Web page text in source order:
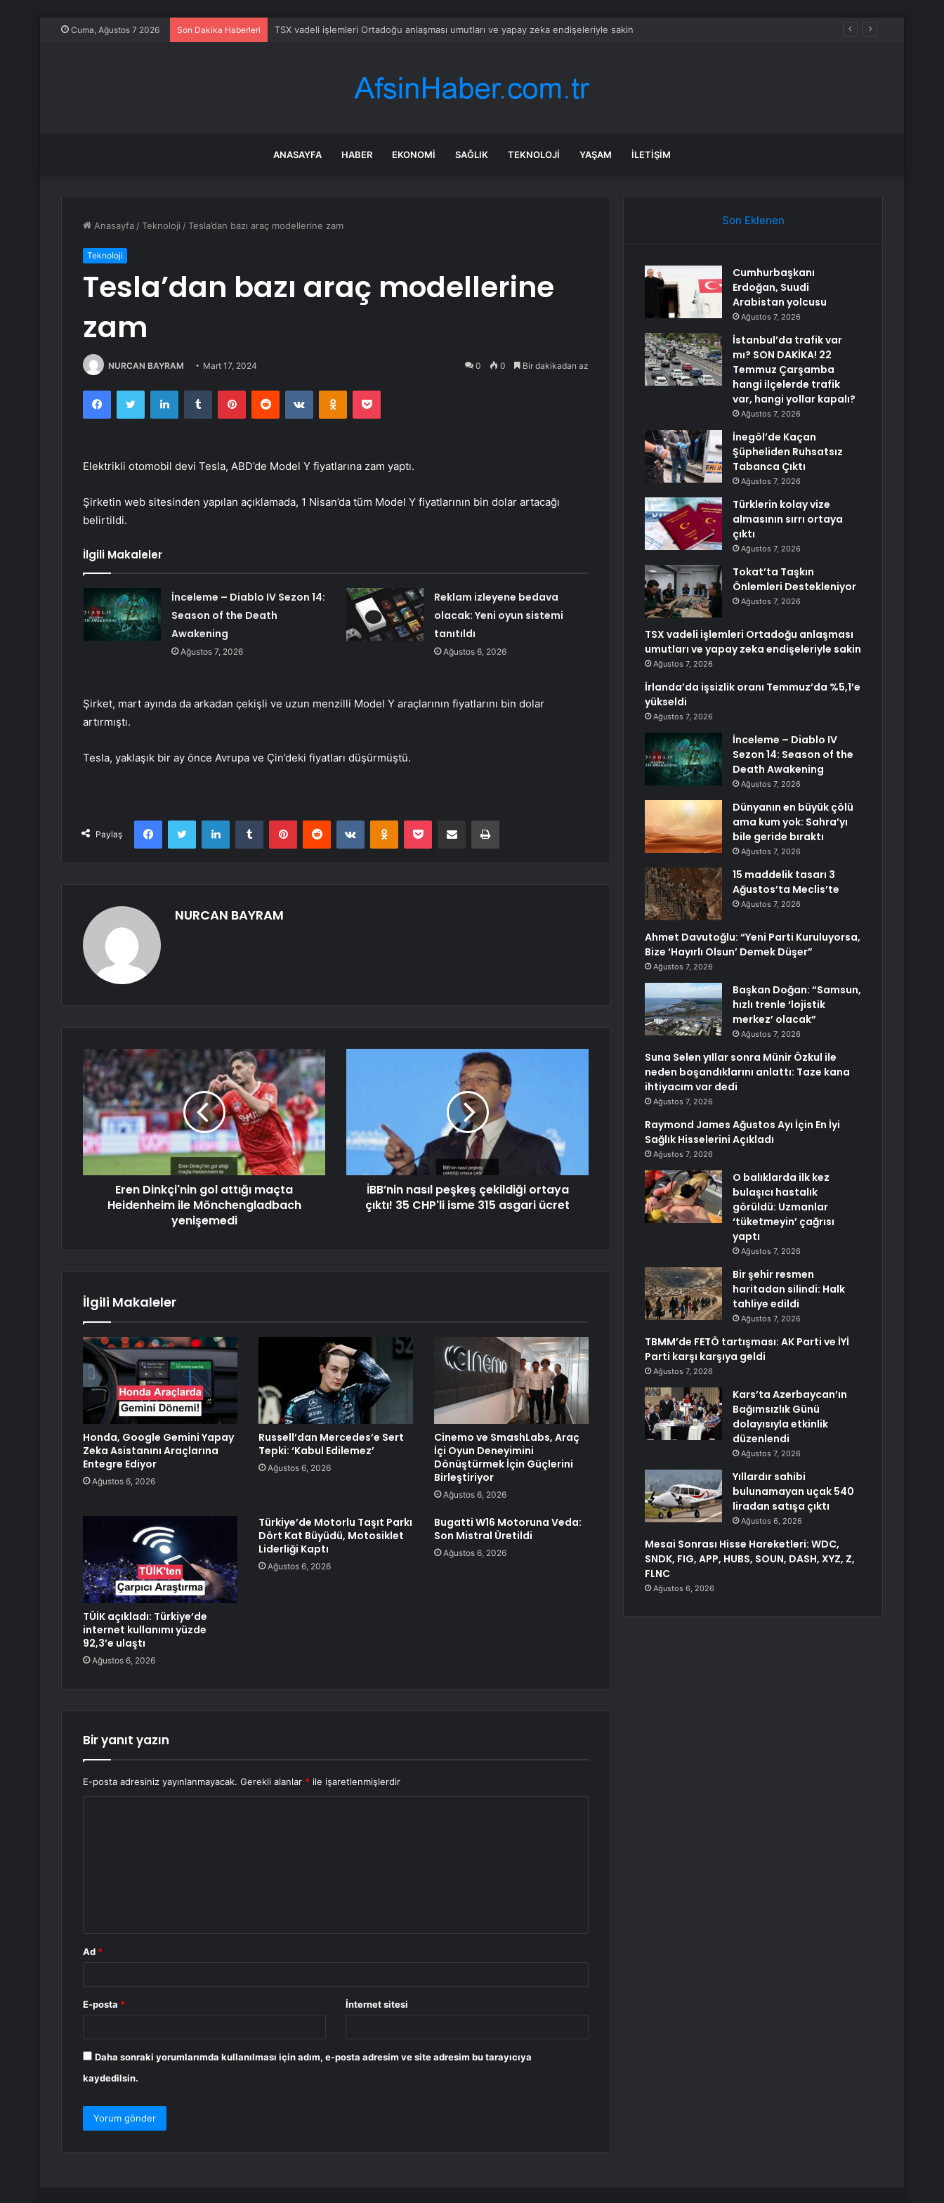
Cuma, Ağustos 7 2026 Son Dakika Haberleri TSX vadeli işlemleri Ortadoğu anlaşması umutları ve yapay zeka endişeleriyle sakin
ANASAYFA HABER EKONOMI SAĞLIK TEKNOLOJI YAŞAM İLETIŞIM
Anasayfa /Teknoloji /Tesla’dan bazı araç modellerine zam
Teknoloji
Tesla’dan bazı araç modellerine
zam
NURCAN BAYRAM Mart 17, 2024 0 0 Bir dakikadan az
FacebookTwitter LinkedInTumblr PinterestReddit VKontakteOdnoklassniki
Pocket
Elektrikli otomobil devi Tesla, ABD’de Model Y fiyatlarına zam yaptı.
Şirketin web sitesinden yapılan açıklamada, 1 Nisan’da tüm Model Y fiyatlarının bin dolar artacağı
belirtildi.
İlgili Makaleler
İnceleme – Diablo IV Sezon 14:
Season of the Death
Awakening
Ağustos 7, 2026
Reklam izleyene bedava
olacak: Yeni oyun sistemi
tanıtıldı
Ağustos 6, 2026
Şirket, mart ayında da arkadan çekişli ve uzun menzilli Model Y araçlarının fiyatlarını bin dolar
artırmıştı.
Tesla, yaklaşık bir ay önce Avrupa ve Çin’deki fiyatları düşürmüştü.
Paylaş
FacebookTwitter LinkedInTumblr PinterestReddit VKontakteOdnoklassniki
Pocket E-Posta ile paylaş Yazdır
NURCAN BAYRAM
Eren Dinkçi'nin gol attığı maçta
Heidenheim ile Mönchengladbach
yenişemedi
İBB’nin nasıl peşkeş çekildiği ortaya
çıktı! 35 CHP'li isme 315 asgari ücret
İlgili Makaleler
Honda, Google Gemini Yapay
Zeka Asistanını Araçlarına
Entegre Ediyor
Ağustos 6, 2026
Russell’dan Mercedes’e Sert
Tepki: ‘Kabul Edilemez’
Ağustos 6, 2026
Cinemo ve SmashLabs, Araç
İçi Oyun Deneyimini
Dönüştürmek İçin Güçlerini
Birleştiriyor
Ağustos 6, 2026
TÜİK açıkladı: Türkiye’de
internet kullanımı yüzde
92,3’e ulaştı
Ağustos 6, 2026
Türkiye’de Motorlu Taşıt Parkı
Dört Kat Büyüdü, Motosiklet
Liderliği Kaptı
Ağustos 6, 2026
Bugatti W16 Motoruna Veda:
Son Mistral Üretildi
Ağustos 6, 2026
Bir yanıt yazın
E-posta adresiniz yayınlanmayacak. Gerekli alanlar * ile işaretlenmişlerdir
Ad *
E-posta * İnternet sitesi
Daha sonraki yorumlarımda kullanılması için adım, e-posta adresim ve site adresim bu tarayıcıya
kaydedilsin.
Son Eklenen
Cumhurbaşkanı
Erdoğan, Suudi
Arabistan yolcusu
Ağustos 7, 2026
İstanbul’da trafik var
mı? SON DAKİKA! 22
Temmuz Çarşamba
hangi ilçelerde trafik
var, hangi yollar kapalı?
Ağustos 7, 2026
İnegöl’de Kaçan
Şüpheliden Ruhsatsız
Tabanca Çıktı
Ağustos 7, 2026
Türklerin kolay vize
almasının sırrı ortaya
çıktı
Ağustos 7, 2026
Tokat’ta Taşkın
Önlemleri Destekleniyor
Ağustos 7, 2026
TSX vadeli işlemleri Ortadoğu anlaşması
umutları ve yapay zeka endişeleriyle sakin
Ağustos 7, 2026
İrlanda’da işsizlik oranı Temmuz’da %5,1’e
yükseldi
Ağustos 7, 2026
İnceleme – Diablo IV
Sezon 14: Season of the
Death Awakening
Ağustos 7, 2026
Dünyanın en büyük çölü
ama kum yok: Sahra’yı
bile geride bıraktı
Ağustos 7, 2026
15 maddelik tasarı 3
Ağustos’ta Meclis’te
Ağustos 7, 2026
Ahmet Davutoğlu: “Yeni Parti Kuruluyorsa,
Bize ‘Hayırlı Olsun’ Demek Düşer”
Ağustos 7, 2026
Başkan Doğan: “Samsun,
hızlı trenle ‘lojistik
merkez’ olacak”
Ağustos 7, 2026
Suna Selen yıllar sonra Münir Özkul ile
neden boşandıklarını anlattı: Taze kana
ihtiyacım var dedi
Ağustos 7, 2026
Raymond James Ağustos Ayı İçin En İyi
Sağlık Hisselerini Açıkladı
Ağustos 7, 2026
O balıklarda ilk kez
bulaşıcı hastalık
görüldü: Uzmanlar
‘tüketmeyin’ çağrısı
yaptı
Ağustos 7, 2026
Bir şehir resmen
haritadan silindi: Halk
tahliye edildi
Ağustos 7, 2026
TBMM’de FETÖ tartışması: AK Parti ve İYİ
Parti karşı karşıya geldi
Ağustos 7, 2026
Kars’ta Azerbaycan’ın
Bağımsızlık Günü
dolayısıyla etkinlik
düzenlendi
Ağustos 7, 2026
Yıllardır sahibi
bulunamayan uçak 540
liradan satışa çıktı
Ağustos 6, 2026
Mesai Sonrası Hisse Hareketleri: WDC,
SNDK, FIG, APP, HUBS, SOUN, DASH, XYZ, Z,
FLNC
Ağustos 6, 2026